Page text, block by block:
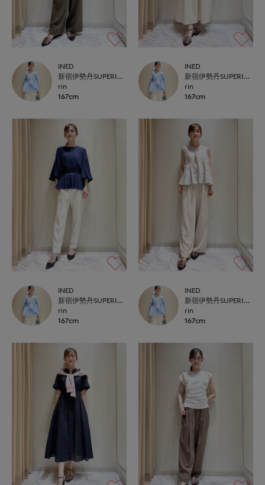
INED
新宿伊勢丹SUPERIOR CLOSET
rin
167cm
INED
新宿伊勢丹SUPERIOR CLOSET
rin
167cm
INED
新宿伊勢丹SUPERIOR CLOSET
rin
167cm
INED
新宿伊勢丹SUPERIOR CLOSET
rin
167cm